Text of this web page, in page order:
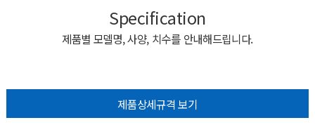
Specification
제품별 모델명, 사양, 치수를 안내해드립니다.
제품상세규격 보기